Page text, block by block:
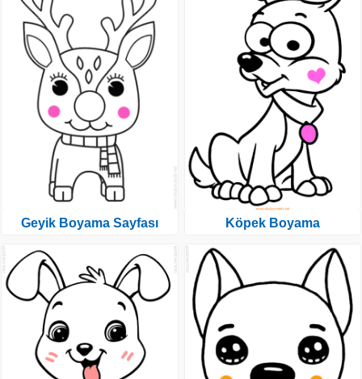
Geyik Boyama Sayfası Köpek Boyama